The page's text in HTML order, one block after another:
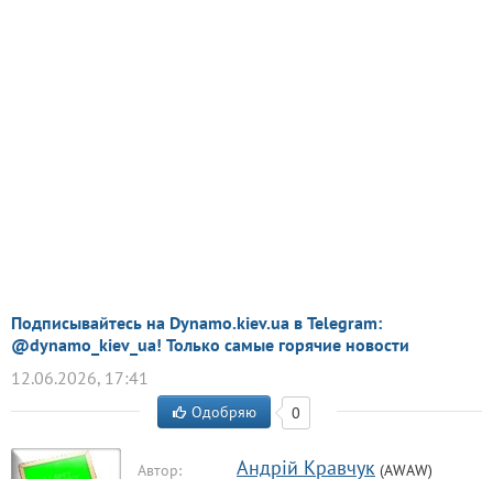
Подписывайтесь на Dynamo.kiev.ua в Telegram:
@dynamo_kiev_ua! Только самые горячие новости
12.06.2026, 17:41
Одобряю 0
Автор: Aндрiй Кравчук (AWAW)